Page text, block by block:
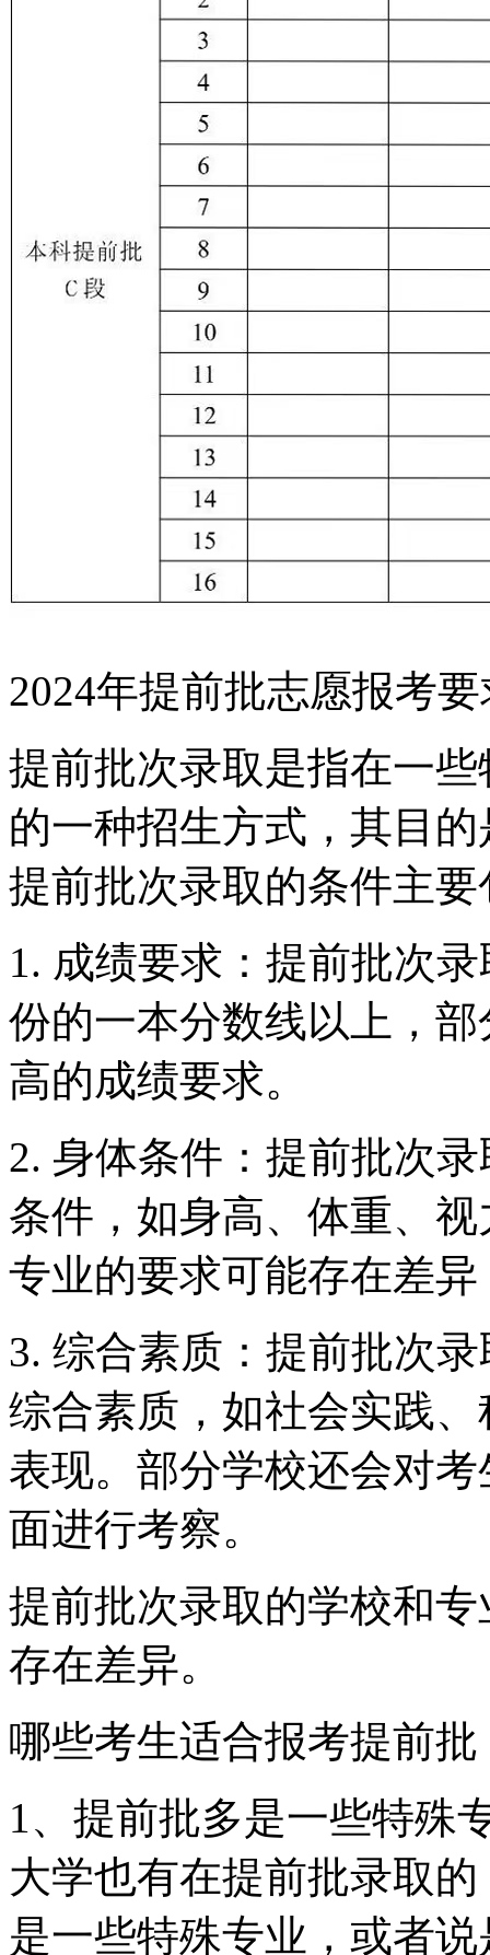
2024年提前批志愿报考
提前批次录取是指在一
的一种招生方式，其目
提前批次录取的条件主
1. 成绩要求：提前批次
份的一本分数线以上，
高的成绩要求。
2. 身体条件：提前批次
条件，如身高、体重、
专业的要求可能存在差
3. 综合素质：提前批次
综合素质，如社会实践
表现。部分学校还会对
面进行考察。
提前批次录取的学校和
存在差异。
哪些考生适合报考提前批
1、提前批多是一些特殊
大学也有在提前批录取
是一些特殊专业，或者